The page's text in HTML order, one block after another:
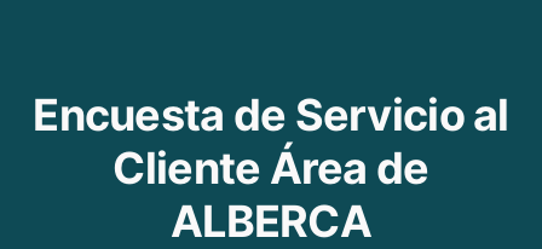
Encuesta de Servicio al
Cliente Área de
ALBERCA